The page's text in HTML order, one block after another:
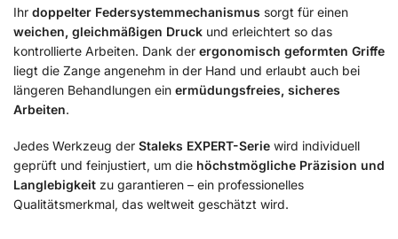
Ihr doppelter Federsystemmechanismus sorgt für einen
weichen, gleichmäßigen Druck und erleichtert so das
kontrollierte Arbeiten. Dank der ergonomisch geformten Griffe
liegt die Zange angenehm in der Hand und erlaubt auch bei
längeren Behandlungen ein ermüdungsfreies, sicheres
Arbeiten.
Jedes Werkzeug der Staleks EXPERT-Serie wird individuell
geprüft und feinjustiert, um die höchstmögliche Präzision und
Langlebigkeit zu garantieren – ein professionelles
Qualitätsmerkmal, das weltweit geschätzt wird.